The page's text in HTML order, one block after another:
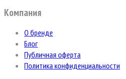
Компания
О бренде
Блог
Публичная оферта
Политика конфиденциальности